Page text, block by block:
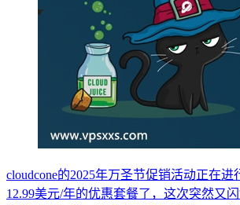
cloudcone的2025年万圣节促销活动正在
12.99美元/年的优惠套餐了，这次突然又